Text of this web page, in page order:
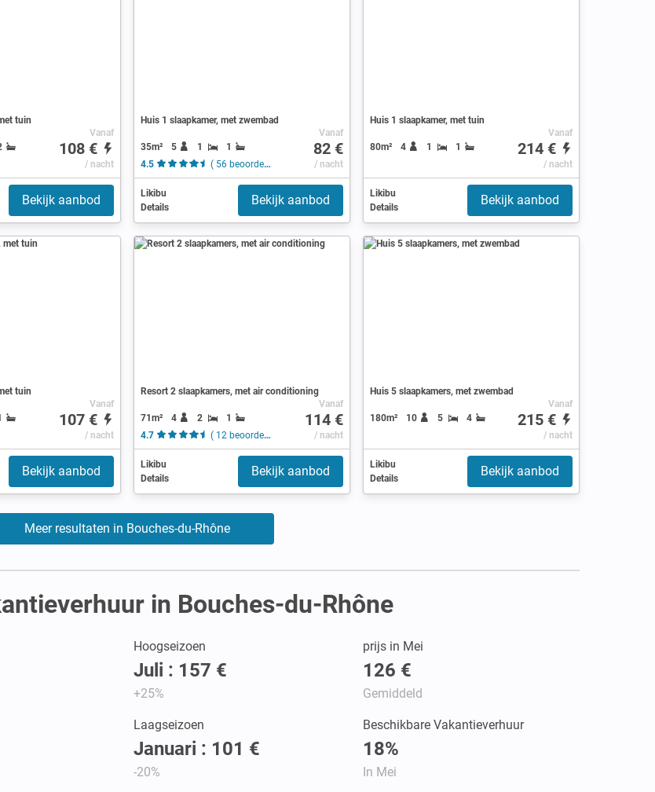
tuin
Vanaf
108 €
/ nacht
Bekijk aanbod
Huis 1 slaapkamer, met zwembad
35m² 5 1
1
4.5
( 56 beoordelingen )
Vanaf
82 €
/ nacht
Likibu
Details
Bekijk aanbod
Huis 1 slaapkamer, met tuin
80m² 4 1 1
Vanaf
214 €
/ nacht
Likibu
Details
Bekijk aanbod
tuin
Vanaf
107 €
/ nacht
Bekijk aanbod
Resort 2 slaapkamers, met air conditioning
71m² 4 2
1
4.7
( 12 beoordelingen )
Vanaf
114 €
/ nacht
Likibu
Details
Bekijk aanbod
Huis 5 slaapkamers, met zwembad
180m² 10 5 4
Vanaf
215 €
/ nacht
Likibu
Details
Bekijk aanbod
Meer resultaten in Bouches-du-Rhône
in Bouches-du-Rhône
Hoogseizoen
Juli : 157 €
+25%
prijs in Mei
126 €
Gemiddeld
Laagseizoen
Januari : 101 €
-20%
Beschikbare Vakantieverhuur
18%
In Mei